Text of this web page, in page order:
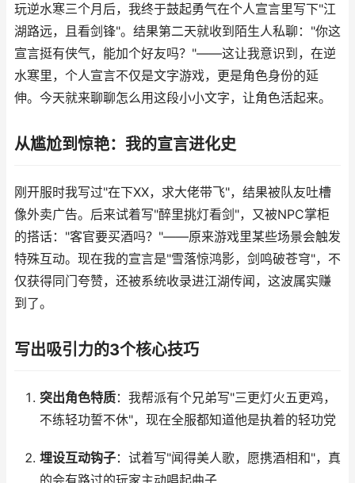
玩逆水寒三个月后，我终于鼓起勇气在个人宣言里写下"江
湖路远，且看剑锋"。结果第二天就收到陌生人私聊："你这
宣言挺有侠气，能加个好友吗？"——这让我意识到，在逆
水寒里，个人宣言不仅是文字游戏，更是角色身份的延
伸。今天就来聊聊怎么用这段小小文字，让角色活起来。
从尴尬到惊艳：我的宣言进化史
刚开服时我写过"在下XX，求大佬带飞"，结果被队友吐槽
像外卖广告。后来试着写"醉里挑灯看剑"，又被NPC掌柜
的搭话："客官要买酒吗？"——原来游戏里某些场景会触发
特殊互动。现在我的宣言是"雪落惊鸿影，剑鸣破苍穹"，不
仅获得同门夸赞，还被系统收录进江湖传闻，这波属实赚
到了。
写出吸引力的3个核心技巧
突出角色特质：我帮派有个兄弟写"三更灯火五更鸡，
不练轻功誓不休"，现在全服都知道他是执着的轻功党
埋设互动钩子：试着写"闻得美人歌，愿携酒相和"，真